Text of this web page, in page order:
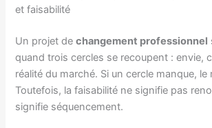
et faisabilité
Un projet dechangement professionnel
quand trois cercles se recoupent : envie,
réalité du marché. Si un cercle manque, le
Toutefois, la faisabilité ne signifie pas
signifie séquencement.